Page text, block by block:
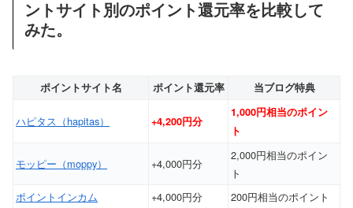
ントサイト別のポイント還元率を比較して
みた。
ポイントサイト名 ポイント還元率 当ブログ特典
ハピタス（hapitas） +4,200円分
1,000円相当のポイン
ト
モッピー（moppy） +4,000円分
2,000円相当のポイン
ト
ポイントインカム
+4,000円分
200円相当のポイント